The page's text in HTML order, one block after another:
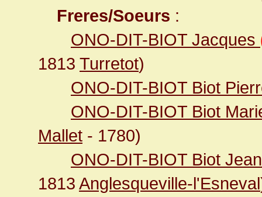
Freres/Soeurs :
ONO-DIT-BIOT Jacques
1813 Turretot)
ONO-DIT-BIOT Biot
ONO-DIT-BIOT Biot
Mallet - 1780)
ONO-DIT-BIOT Biot
1813 Anglesqueville-l'Esneval